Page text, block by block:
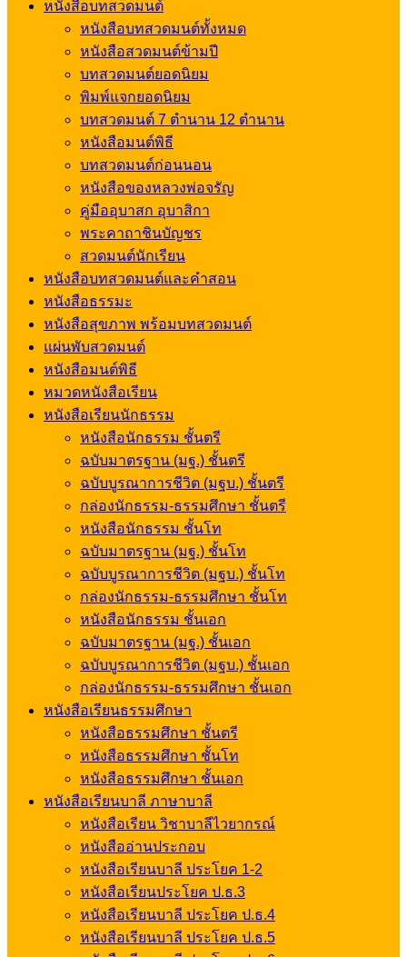
หนังสือบทสวดมนต์
หนังสือบทสวดมนต์ทั้งหมด
หนังสือสวดมนต์ข้ามปี
บทสวดมนต์ยอดนิยม
พิมพ์แจกยอดนิยม
บทสวดมนต์ 7 ตำนาน 12 ตำนาน
หนังสือมนต์พิธี
บทสวดมนต์ก่อนนอน
หนังสือของหลวงพ่อจรัญ
คู่มืออุบาสก อุบาสิกา
พระคาถาชินบัญชร
สวดมนต์นักเรียน
หนังสือบทสวดมนต์และคำสอน
หนังสือธรรมะ
หนังสือสุขภาพ พร้อมบทสวดมนต์
แผ่นพับสวดมนต์
หนังสือมนต์พิธี
หมวดหนังสือเรียน
หนังสือเรียนนักธรรม
หนังสือนักธรรม ชั้นตรี
ฉบับมาตรฐาน (มฐ.) ชั้นตรี
ฉบับบูรณาการชีวิต (มฐบ.) ชั้นตรี
กล่องนักธรรม-ธรรมศึกษา ชั้นตรี
หนังสือนักธรรม ชั้นโท
ฉบับมาตรฐาน (มฐ.) ชั้นโท
ฉบับบูรณาการชีวิต (มฐบ.) ชั้นโท
กล่องนักธรรม-ธรรมศึกษา ชั้นโท
หนังสือนักธรรม ชั้นเอก
ฉบับมาตรฐาน (มฐ.) ชั้นเอก
ฉบับบูรณาการชีวิต (มฐบ.) ชั้นเอก
กล่องนักธรรม-ธรรมศึกษา ชั้นเอก
หนังสือเรียนธรรมศึกษา
หนังสือธรรมศึกษา ชั้นตรี
หนังสือธรรมศึกษา ชั้นโท
หนังสือธรรมศึกษา ชั้นเอก
หนังสือเรียนบาลี ภาษาบาลี
หนังสือเรียน วิชาบาลีไวยากรณ์
หนังสืออ่านประกอบ
หนังสือเรียนบาลี ประโยค 1-2
หนังสือเรียนประโยค ป.ธ.3
หนังสือเรียนบาลี ประโยค ป.ธ.4
หนังสือเรียนบาลี ประโยค ป.ธ.5